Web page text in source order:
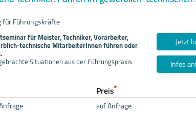
für Führungskräfte
für Meister, Techniker, Vorarbeiter,
technische MitarbeiterInnen führen oder
Situationen aus der Führungspraxis
Jetzt
Infos
Preis*
auf Anfrage